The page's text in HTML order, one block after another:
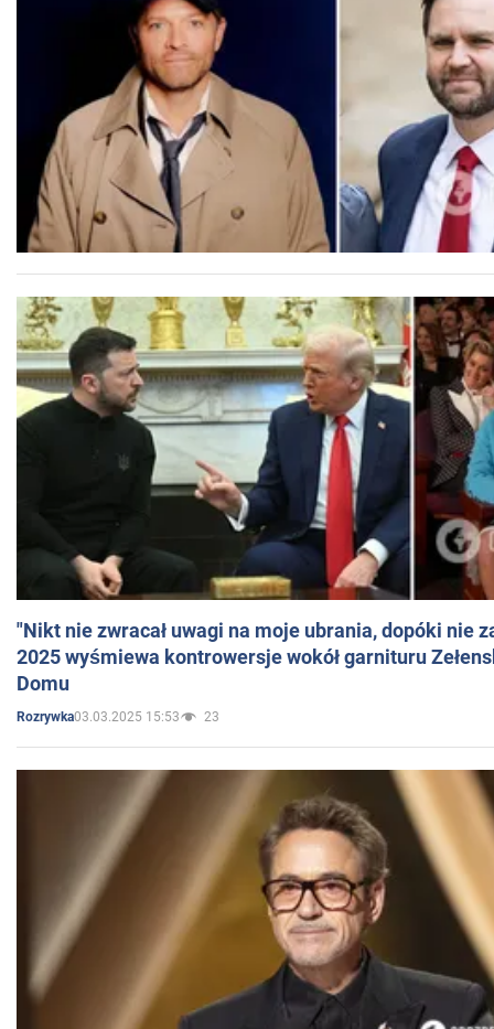
"Nikt nie zwracał uwagi na moje ubrania, dopóki nie
2025 wyśmiewa kontrowersje wokół garnituru
Domu
Rozrywka03.03.2025 15:53 23